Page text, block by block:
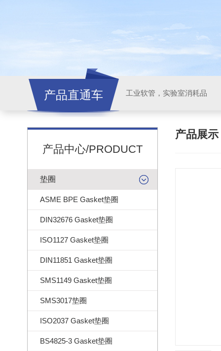
产品直通车 工业软管，实验室消耗品
产品中心/PRODUCT
垫圈
ASME BPE Gasket垫圈
DIN32676 Gasket垫圈
ISO1127 Gasket垫圈
DIN11851 Gasket垫圈
SMS1149 Gasket垫圈
SMS3017垫圈
ISO2037 Gasket垫圈
BS4825-3 Gasket垫圈
产品展示